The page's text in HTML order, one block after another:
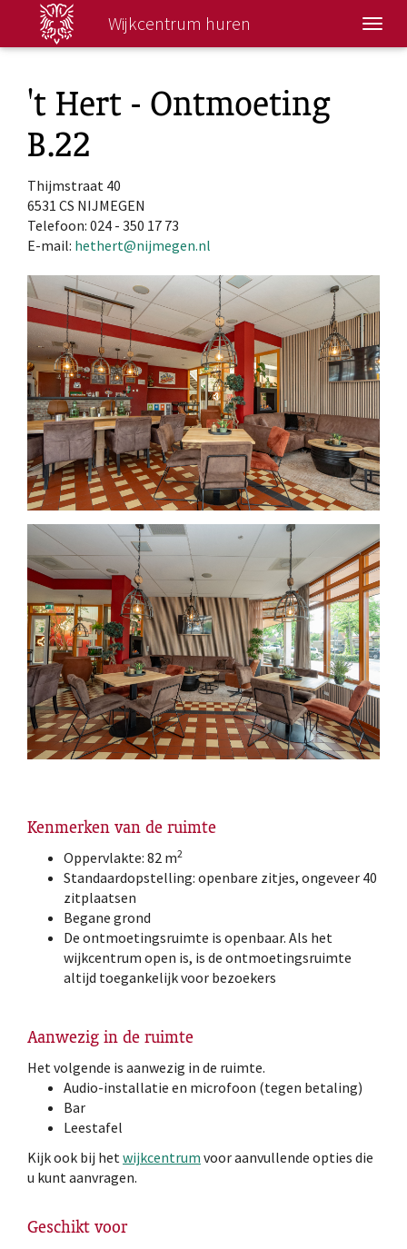
Wissel
Wijkcentrum huren
't Hert - Ontmoeting
B.22
Thijmstraat 40
6531 CS NIJMEGEN
Telefoon: 024 - 350 17 73
E-mail: hethert@nijmegen.nl
Kenmerken van de ruimte
Oppervlakte: 82 m2
Standaardopstelling: openbare zitjes, ongeveer 40
zitplaatsen
Begane grond
De ontmoetingsruimte is openbaar. Als het
wijkcentrum open is, is de ontmoetingsruimte
altijd toegankelijk voor bezoekers
Aanwezig in de ruimte
Het volgende is aanwezig in de ruimte.
Audio-installatie en microfoon (tegen betaling)
Bar
Leestafel
Kijk ook bij hetwijkcentrum voor aanvullende opties die
u kunt aanvragen.
Geschikt voor